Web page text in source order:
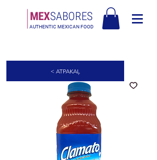
MEXSABORES
AUTHENTIC MEXICAN FOOD
< ATPAKAĻ